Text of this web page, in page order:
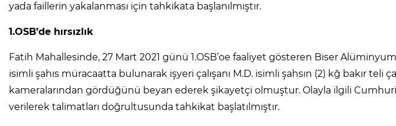
yada faillerin yakalanması için tahkikata başlanılmıştır.
1.OSB’de hırsızlık
Fatih Mahallesinde, 27 Mart 2021 günü 1.OSB’oe faaliyet gösteren Biser
isimli şahıs müracaatta bulunarak işyeri çalışanı M.D. isimli şahsın (2) kğ bakır teli
kameralarından gördüğünü beyan ederek şikayetçi olmuştur. Olayla ilgili
verilerek talimatları doğrultusunda tahkikat başlatılmıştır.